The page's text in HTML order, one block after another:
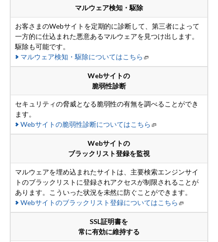
マルウェア検知・駆除
お客さまのWebサイトを定期的に診断して、第三者によって
一方的に仕込まれた悪意あるマルウェアを見つけ出します。
駆除も可能です。
マルウェア検知・駆除についてはこちら
Webサイトの
脆弱性診断
セキュリティの脅威となる脆弱性の有無を調べることができ
ます。
Webサイトの脆弱性診断についてはこちら
Webサイトの
ブラックリスト登録を監視
マルウェアを埋め込まれたサイトは、主要検索エンジンサイ
トのブラックリストに登録されアクセスが制限されることが
あります。こういった状況を未然に防ぐことができます。
Webサイトのブラックリスト登録についてはこちら
SSL証明書を
常に有効に維持する